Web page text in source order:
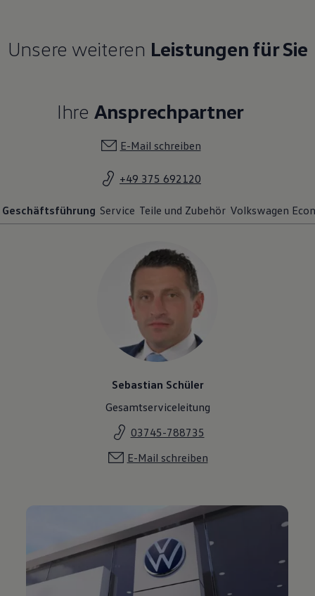
Unsere weiteren Leistungen für Sie
Ihre Ansprechpartner
E-Mail schreiben
+49 375 692120
Geschäftsführung Service Teile und Zubehör Volkswagen
Sebastian Schüler
Gesamtserviceleitung
03745-788735
E-Mail schreiben